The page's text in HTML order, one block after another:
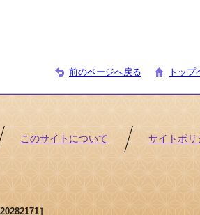
前のページへ戻る トップ
このサイトについて サイトポリ
］